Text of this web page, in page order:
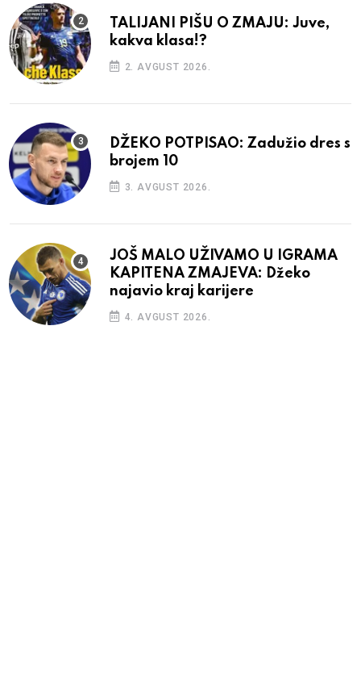
TALIJANI PIŠU O ZMAJU: Juve,
kakva klasa!?
2. AVGUST 2026.
DŽEKO POTPISAO: Zadužio dres s
brojem 10
3. AVGUST 2026.
JOŠ MALO UŽIVAMO U IGRAMA
KAPITENA ZMAJEVA: Džeko
najavio kraj karijere
4. AVGUST 2026.